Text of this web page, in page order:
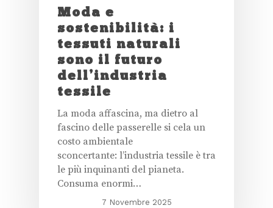
Moda e
sostenibilità: i
tessuti naturali
sono il futuro
dell’industria
tessile
La moda affascina, ma dietro al
fascino delle passerelle si cela un
costo ambientale
sconcertante: l’industria tessile è tra
le più inquinanti del pianeta.
Consuma enormi…
7 Novembre 2025